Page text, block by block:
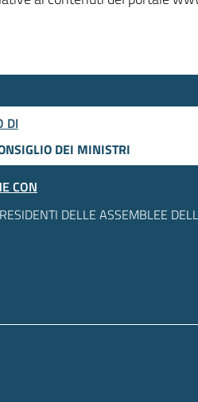
DI
DEI MINISTRI
CON
DELLE ASSEMBLEE